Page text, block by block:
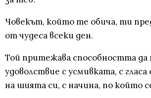
Човекът, който те обича, ти
от чудеса всеки ден.
Той притежава способността да
удоволствие с усмивката, с
на шията си, с начина, по който